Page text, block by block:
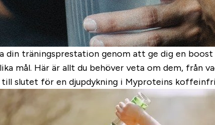
träningsprestation genom att ge dig en
mål. Här är allt du behöver veta om dem, från
till slutet för en djupdykning i Myproteins